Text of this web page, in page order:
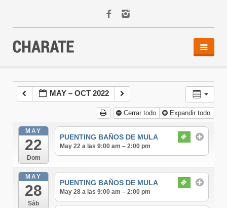
AGENDA
ACTIVIDADES
EQUIPO
CONTACTO
MAY – OCT 2022
Cerrar todo Expandir todo
MAY
22
Dom
PUENTING BAÑOS DE MULA
May 22 a las 9:00 am – 2:00 pm
MAY
28
Sáb
PUENTING BAÑOS DE MULA
May 28 a las 9:00 am – 2:00 pm